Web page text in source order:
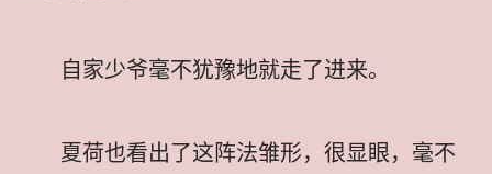
自家少爷毫不犹豫地就走了进来。
夏荷也看出了这阵法雏形，很显眼，毫不